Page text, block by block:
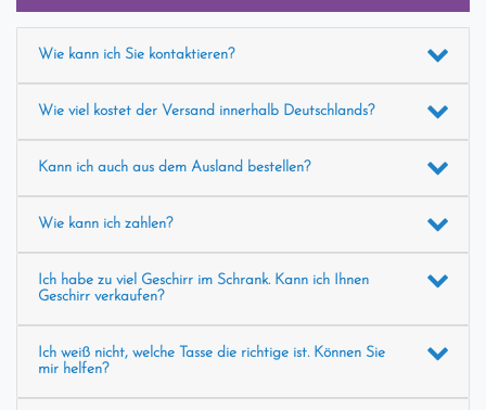
Wie kann ich Sie kontaktieren?
Wie viel kostet der Versand innerhalb Deutschlands?
Kann ich auch aus dem Ausland bestellen?
Wie kann ich zahlen?
Ich habe zu viel Geschirr im Schrank. Kann ich Ihnen
Geschirr verkaufen?
Ich weiß nicht, welche Tasse die richtige ist. Können Sie
mir helfen?